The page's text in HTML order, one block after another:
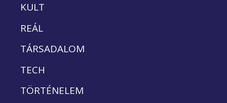
KULT
REÁL
TÁRSADALOM
TECH
TÖRTÉNELEM